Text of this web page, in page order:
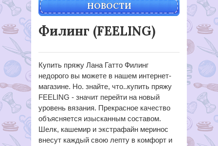
НОВОСТИ
Филинг (FEELING)
Купить пряжу Лана Гатто Филинг
недорого вы можете в нашем интернет-
магазине. Но. знайте, что..купить пряжу
FEELING - значит перейти на новый
уровень вязания. Прекрасное качество
объясняется изысканным составом.
Шелк, кашемир и экстрафайн меринос
внесут каждый свою лепту в комфорт и